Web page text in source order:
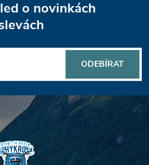
o novinkách
ODEBÍRAT